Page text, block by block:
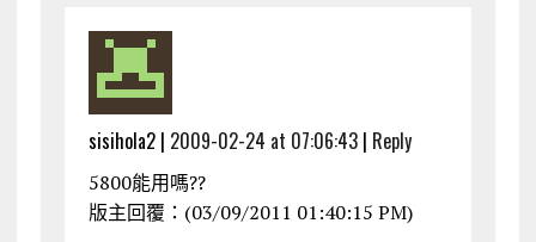
sisihola2 | 2009-02-24 at 07:06:43| Reply
5800能用嗎??
版主回覆：(03/09/2011 01:40:15 PM)